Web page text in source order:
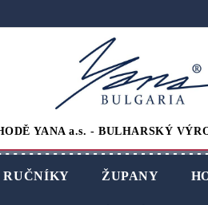
YANA a.s. - BULHARSKÝ
RUČNÍKY ŽUPANY